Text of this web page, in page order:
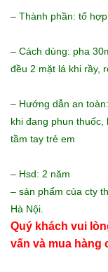
– Thành phần: tổ
– Cách dùng: pha
đều 2 mặt lá khi rầy,
– Hướng dẫn an
khi đang phun
tầm tay trẻ em
– Hsd: 2 năm
– sản phẩm của cty
Hà Nội.
Quý khách vui
vấn và mua hàng